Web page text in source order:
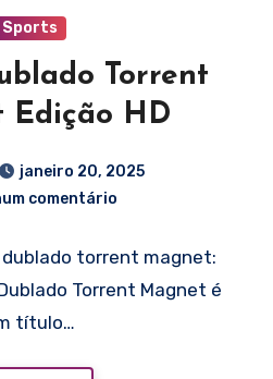
Sports
Torrent
Edição HD
janeiro 20, 2025
comentário
dublado torrent magnet:
Torrent Magnet é
título…